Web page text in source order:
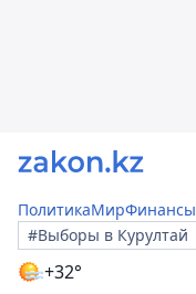
ПолитикаМирФинансы
#Выборы в Курултай
+32°